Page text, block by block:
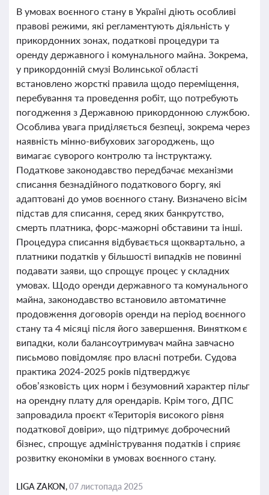
В умовах воєнного стану в Україні діють особливі
правові режими, які регламентують діяльність у
прикордонних зонах, податкові процедури та
оренду державного і комунального майна. Зокрема,
у прикордонній смузі Волинської області
встановлено жорсткі правила щодо переміщення,
перебування та проведення робіт, що потребують
погодження з Державною прикордонною службою.
Особлива увага приділяється безпеці, зокрема через
наявність мінно-вибухових загороджень, що
вимагає суворого контролю та інструктажу.
Податкове законодавство передбачає механізми
списання безнадійного податкового боргу, які
адаптовані до умов воєнного стану. Визначено вісім
підстав для списання, серед яких банкрутство,
смерть платника, форс-мажорні обставини та інші.
Процедура списання відбувається щоквартально, а
платники податків у більшості випадків не повинні
подавати заяви, що спрощує процес у складних
умовах. Щодо оренди державного та комунального
майна, законодавство встановило автоматичне
продовження договорів оренди на період воєнного
стану та 4 місяці після його завершення. Винятком є
випадки, коли балансоутримувач майна завчасно
письмово повідомляє про власні потреби. Судова
практика 2024-2025 років підтверджує
обов’язковість цих норм і безумовний характер пільг
на орендну плату для орендарів. Крім того, ДПС
запровадила проєкт «Територія високого рівня
податкової довіри», що підтримує доброчесний
бізнес, спрощує адміністрування податків і сприяє
розвитку економіки в умовах воєнного стану.
LIGA ZAKON,07 листопада 2025